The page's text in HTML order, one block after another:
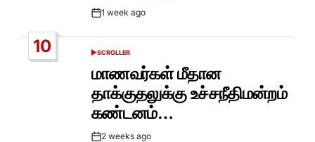
Post1 week ago
10
POSTED
SCROLLER
மாணவர்கள் மீதான
தாக்குதலுக்கு உச்சநீதிமன்றம்
கண்டனம்…
2 weeks ago